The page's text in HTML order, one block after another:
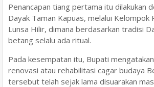
Penancapan tiang pertama itu dilakukan
Dayak Taman Kapuas, melalui Kelompok
Lunsa Hilir, dimana berdasarkan tradisi
betang selalu ada ritual.
Pada kesempatan itu, Bupati
renovasi atau rehabilitasi cagar budaya
tersebut telah sejak lama disuarakan